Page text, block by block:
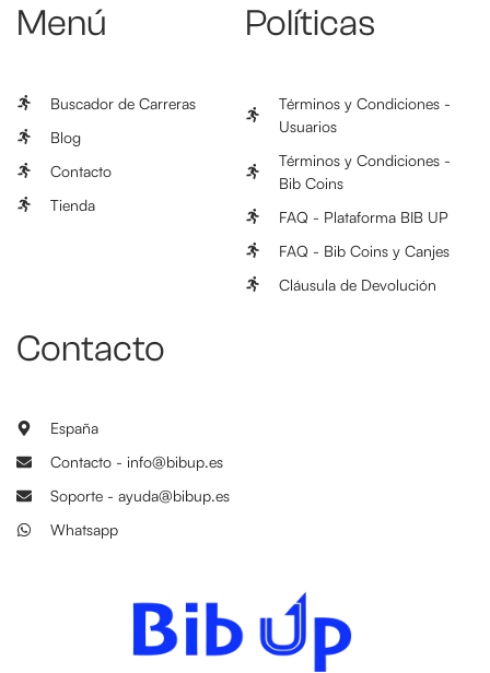
Menú
Buscador de Carreras
Blog
Contacto
Tienda
Políticas
Términos y Condiciones -
Usuarios
Términos y Condiciones -
Bib Coins
FAQ - Plataforma BIB UP
FAQ - Bib Coins y Canjes
Cláusula de Devolución
Contacto
España
Contacto - info@bibup.es
Soporte - ayuda@bibup.es
Whatsapp